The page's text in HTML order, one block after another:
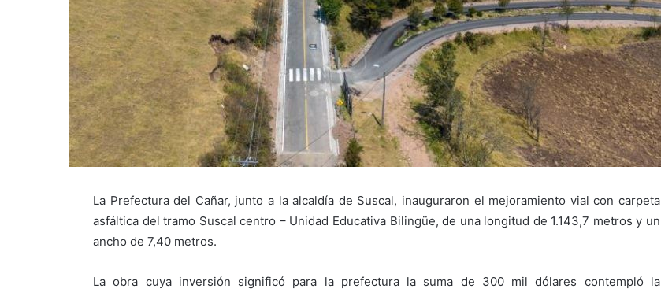
La Prefectura del Cañar, junto a la alcaldía de Suscal, inauguraron el mejoramiento vial con carpeta
asfáltica del tramo Suscal centro – Unidad Educativa Bilingüe, de una longitud de 1.143,7 metros y un
ancho de 7,40 metros.
La obra cuya inversión significó para la prefectura la suma de 300 mil dólares contempló la